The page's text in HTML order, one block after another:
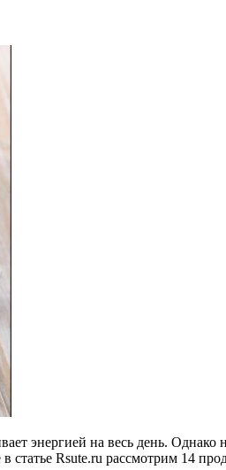
энергией на весь день. Однако
Rsute.ru рассмотрим 14